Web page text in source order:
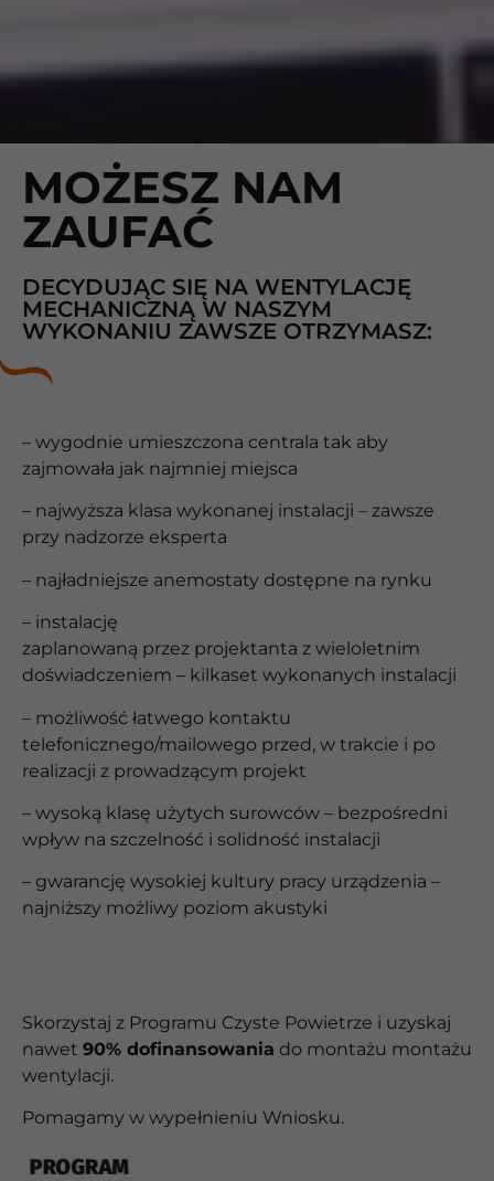
MOŻESZ NAM
ZAUFAĆ
DECYDUJĄC SIĘ NA WENTYLACJĘ
MECHANICZNĄ W NASZYM
WYKONANIU ZAWSZE OTRZYMASZ:
– wygodnie umieszczona centrala tak aby
zajmowała jak najmniej miejsca
– najwyższa klasa wykonanej instalacji – zawsze
przy nadzorze eksperta
– najładniejsze anemostaty dostępne na rynku
– instalację
zaplanowaną przez projektanta z wieloletnim
doświadczeniem – kilkaset wykonanych instalacji
– możliwość łatwego kontaktu
telefonicznego/mailowego przed, w trakcie i po
realizacji z prowadzącym projekt
– wysoką klasę użytych surowców – bezpośredni
wpływ na szczelność i solidność instalacji
– gwarancję wysokiej kultury pracy urządzenia –
najniższy możliwy poziom akustyki
Skorzystaj z Programu Czyste Powietrze i uzyskaj
nawet 90% dofinansowania do montażu montażu
wentylacji.
Pomagamy w wypełnieniu Wniosku.